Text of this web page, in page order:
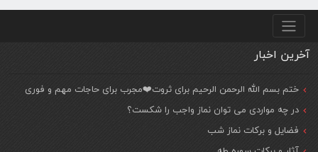
منو پایین
آخرین اخبار
ختم بسم الله الرحمن الرحیم برای ثروت❤️مجرب برای حاجات مهم و فوری
در چه مواردی می توان نماز واجب را شکست؟
فضایل و برکات نماز شب